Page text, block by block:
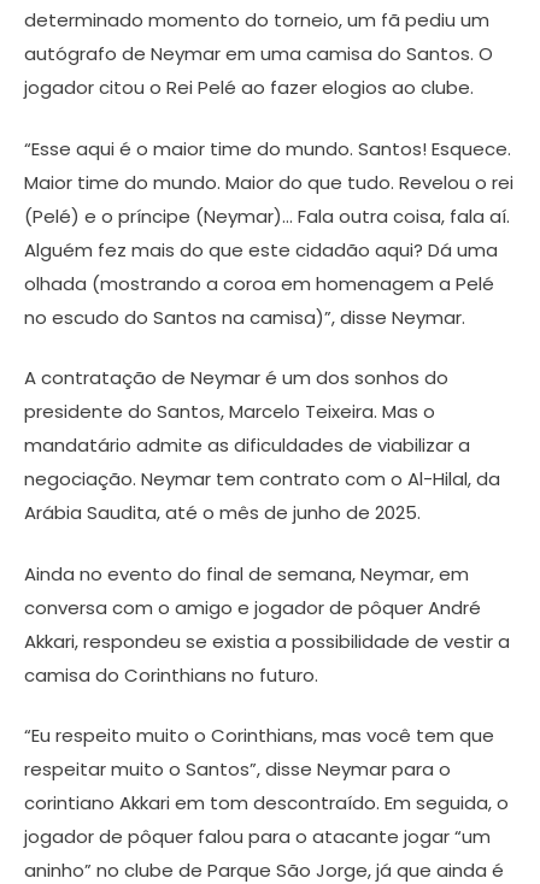
determinado momento do torneio, um fã pediu um
autógrafo de Neymar em uma camisa do Santos. O
jogador citou o Rei Pelé ao fazer elogios ao clube.
“Esse aqui é o maior time do mundo. Santos! Esquece.
Maior time do mundo. Maior do que tudo. Revelou o rei
(Pelé) e o príncipe (Neymar)… Fala outra coisa, fala aí.
Alguém fez mais do que este cidadão aqui? Dá uma
olhada (mostrando a coroa em homenagem a Pelé
no escudo do Santos na camisa)”, disse Neymar.
A contratação de Neymar é um dos sonhos do
presidente do Santos, Marcelo Teixeira. Mas o
mandatário admite as dificuldades de viabilizar a
negociação. Neymar tem contrato com o Al-Hilal, da
Arábia Saudita, até o mês de junho de 2025.
Ainda no evento do final de semana, Neymar, em
conversa com o amigo e jogador de pôquer André
Akkari, respondeu se existia a possibilidade de vestir a
camisa do Corinthians no futuro.
“Eu respeito muito o Corinthians, mas você tem que
respeitar muito o Santos”, disse Neymar para o
corintiano Akkari em tom descontraído. Em seguida, o
jogador de pôquer falou para o atacante jogar “um
aninho” no clube de Parque São Jorge, já que ainda é